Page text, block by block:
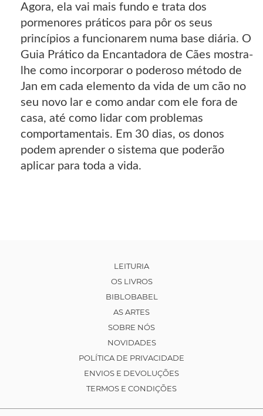
Agora, ela vai mais fundo e trata dos
pormenores práticos para pôr os seus
princípios a funcionarem numa base diária. O
Guia Prático da Encantadora de Cães mostra-
lhe como incorporar o poderoso método de
Jan em cada elemento da vida de um cão no
seu novo lar e como andar com ele fora de
casa, até como lidar com problemas
comportamentais. Em 30 dias, os donos
podem aprender o sistema que poderão
aplicar para toda a vida.
LEITURIA
OS LIVROS
BIBLOBABEL
AS ARTES
SOBRE NÓS
NOVIDADES
POLÍTICA DE PRIVACIDADE
ENVIOS E DEVOLUÇÕES
TERMOS E CONDIÇÕES